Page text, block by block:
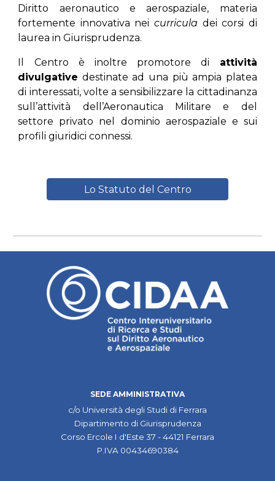
Diritto aeronautico e aerospaziale, materia
fortemente innovativa nei curricula dei corsi di
laurea in Giurisprudenza.
Il Centro è inoltre promotore di attività
divulgative destinate ad una più ampia platea
di interessati, volte a sensibilizzare la cittadinanza
sull’attività dell’Aeronautica Militare e del
settore privato nel dominio aerospaziale e sui
profili giuridici connessi.
Lo Statuto del Centro
SEDE AMMINISTRATIVA
c/o Università degli Studi di Ferrara
Dipartimento di Giurisprudenza
Corso Ercole I d'Este 37 - 44121 Ferrara
P.IVA 00434690384